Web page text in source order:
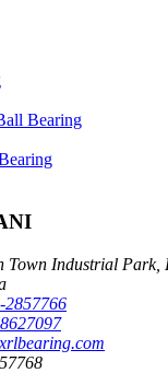
Bearing
Town Industrial
2857766